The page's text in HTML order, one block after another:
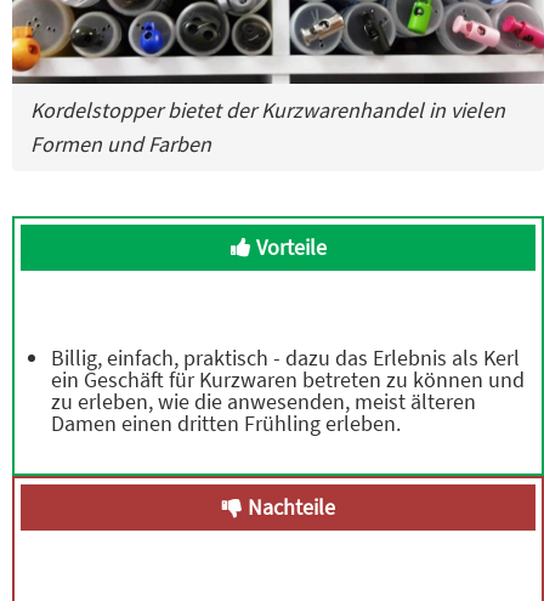
Kordelstopper bietet der Kurzwarenhandel in vielen
Formen und Farben
Vorteile
Billig, einfach, praktisch - dazu das Erlebnis als Kerl
ein Geschäft für Kurzwaren betreten zu können und
zu erleben, wie die anwesenden, meist älteren
Damen einen dritten Frühling erleben.
Nachteile